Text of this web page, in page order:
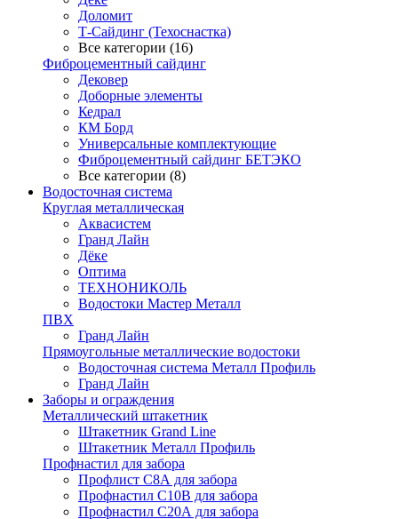
Доломит
Т-Сайдинг (Техоснастка)
Все категории (16)
Фиброцементный сайдинг
Дековер
Доборные элементы
Кедрал
КМ Борд
Универсальные комплектующие
Фиброцементный сайдинг БЕТЭКО
Все категории (8)
Водосточная система
Круглая металлическая
Аквасистем
Гранд Лайн
Дёке
Оптима
ТЕХНОНИКОЛЬ
Водостоки Мастер Металл
ПВХ
Гранд Лайн
Прямоугольные металлические водостоки
Водосточная система Металл Профиль
Гранд Лайн
Заборы и ограждения
Металлический штакетник
Штакетник Grand Line
Штакетник Металл Профиль
Профнастил для забора
Профлист С8А для забора
Профнастил С10В для забора
Профнастил С20А для забора